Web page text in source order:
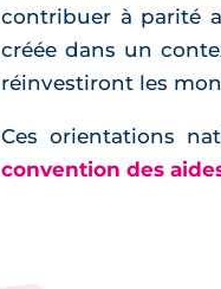
contribuer à parité
créée dans un
réinvestiront les
Ces orientations
convention des